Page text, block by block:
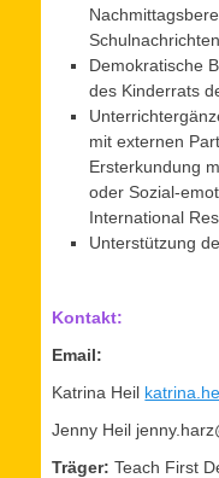
Schulnachrichten
Demokratische
des Kinderrats
mit externen
Ersterkundung
oder Sozial-
International
Unterstützung
Kontakt:
Email:
Katrina Heil
Jenny Heil
Träger: Teach First